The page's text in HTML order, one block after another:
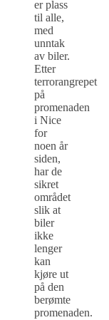
er plass
til alle,
med
unntak
av biler.
Etter
terrorangrepet
på
promenaden
i Nice
for
noen år
siden,
har de
sikret
området
slik at
biler
ikke
lenger
kan
kjøre ut
på den
berømte
promenaden.